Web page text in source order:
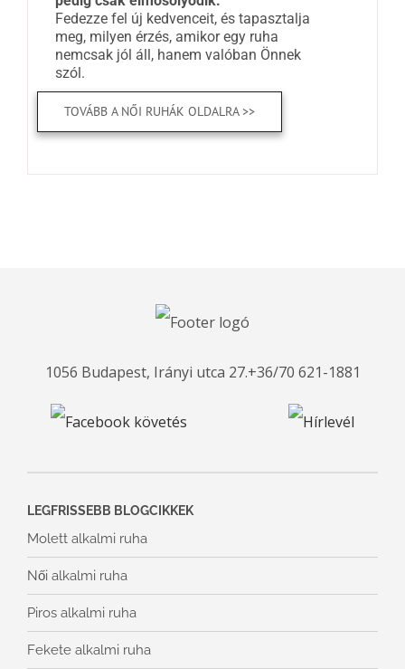
Fedezze fel új kedvenceit, és tapasztalja
meg, milyen érzés, amikor egy ruha
nemcsak jól áll, hanem valóban Önnek
szól.
TOVÁBB A NŐI RUHÁK OLDALRA >>
1056 Budapest, Irányi utca 27.+36/70 621-1881
LEGFRISSEBB BLOGCIKKEK
Molett alkalmi ruha
Női alkalmi ruha
Piros alkalmi ruha
Fekete alkalmi ruha